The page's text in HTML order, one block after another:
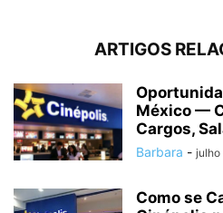
ARTIGOS
México —
Cargos,
Barbara - julho
Como se